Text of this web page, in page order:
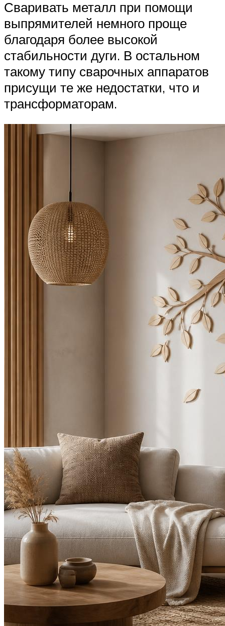
Сваривать металл при помощи
выпрямителей немного проще
благодаря более высокой
стабильности дуги. В остальном
такому типу сварочных аппаратов
присущи те же недостатки, что и
трансформаторам.